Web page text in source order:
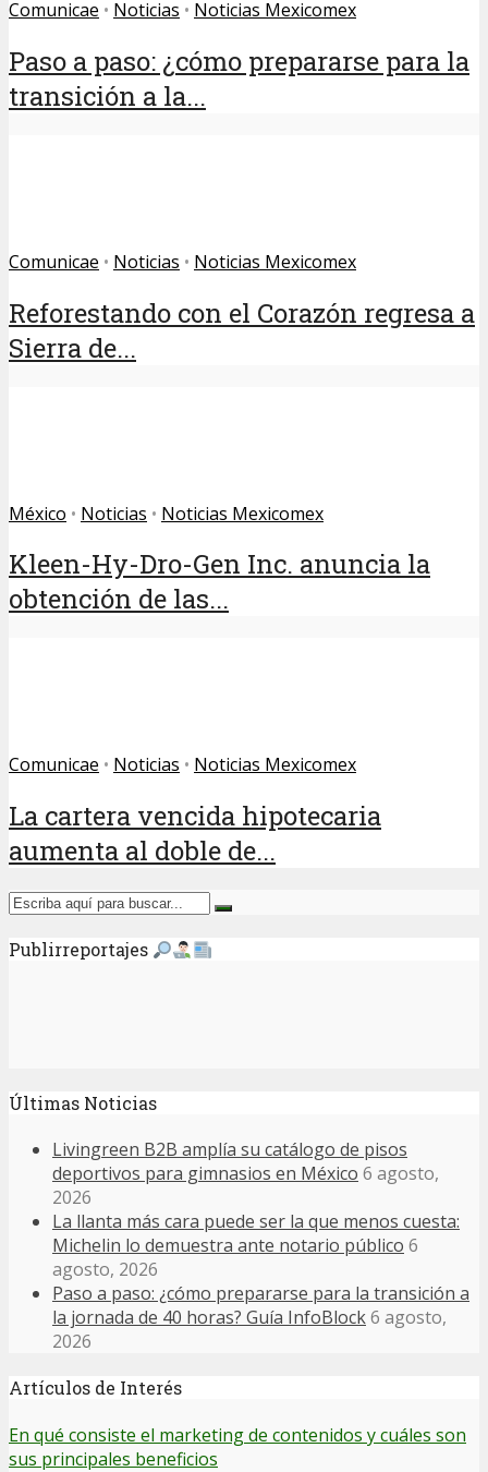
Comunicae • Noticias • Noticias Mexicomex
Paso a paso: ¿cómo prepararse para la
transición a la...
Comunicae • Noticias • Noticias Mexicomex
Reforestando con el Corazón regresa a
Sierra de...
México • Noticias • Noticias Mexicomex
Kleen-Hy-Dro-Gen Inc. anuncia la
obtención de las...
Comunicae • Noticias • Noticias Mexicomex
La cartera vencida hipotecaria
aumenta al doble de...
Publirreportajes
Últimas Noticias
Livingreen B2B amplía su catálogo de pisos
deportivos para gimnasios en México 6 agosto,
2026
La llanta más cara puede ser la que menos cuesta:
Michelin lo demuestra ante notario público 6
agosto, 2026
Paso a paso: ¿cómo prepararse para la transición a
la jornada de 40 horas? Guía InfoBlock6 agosto,
2026
Artículos de Interés
En qué consiste el marketing de contenidos y cuáles son
sus principales beneficios